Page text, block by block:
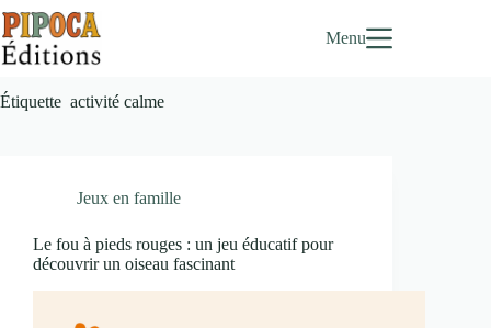
Passer
au
contenu
Menu
Étiquette activité calme
Jeux en famille
Le fou à pieds rouges : un jeu éducatif pour
découvrir un oiseau fascinant